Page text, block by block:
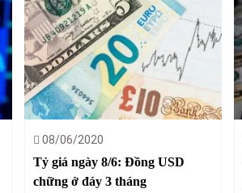
08/06/2020
Tỷ giá ngày 8/6: Đồng USD
chững ở đáy 3 tháng